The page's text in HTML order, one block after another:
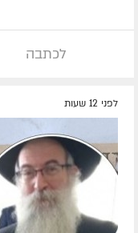
לכתבה
לפני 12 שעות